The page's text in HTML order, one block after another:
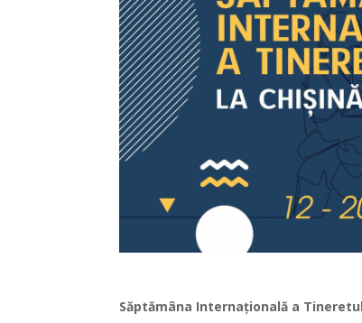
Săptămâna Internațională a